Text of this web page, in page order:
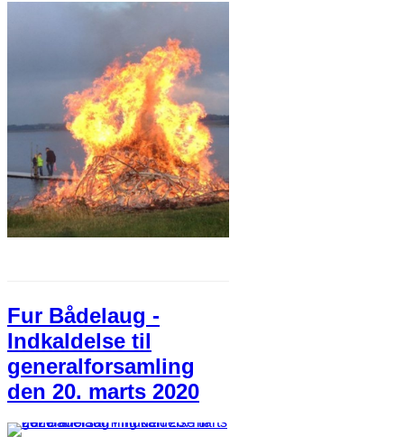
Fur Bådelaug -
Indkaldelse til
generalforsamling
den 20. marts 2020